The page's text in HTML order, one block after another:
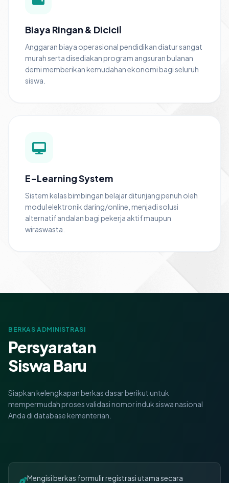
Biaya Ringan & Dicicil
Anggaran biaya operasional pendidikan diatur sangat
murah serta disediakan program angsuran bulanan
demi memberikan kemudahan ekonomi bagi seluruh
siswa.
E-Learning System
Sistem kelas bimbingan belajar ditunjang penuh oleh
modul elektronik daring/online, menjadi solusi
alternatif andalan bagi pekerja aktif maupun
wiraswasta.
BERKAS ADMINISTRASI
Persyaratan
Siswa Baru
Siapkan kelengkapan berkas dasar berikut untuk
mempermudah proses validasi nomor induk siswa nasional
Anda di database kementerian.
Mengisi berkas formulir registrasi utama secara